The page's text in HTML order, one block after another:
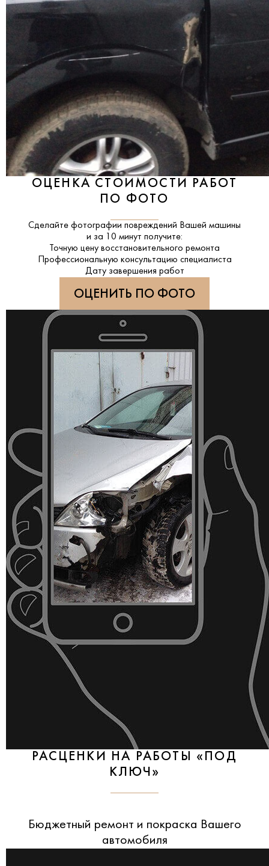
ОЦЕНКА СТОИМОСТИ РАБОТ
ПО ФОТО
Сделайте фотографии повреждений Вашей машины
и за
10 минут получите:
Точную цену восстановительного ремонта
Профессиональную консультацию специалиста
Дату завершения работ
ОЦЕНИТЬ ПО ФОТО
РАСЦЕНКИ НА РАБОТЫ «ПОД
КЛЮЧ»
Бюджетный ремонт и покраска Вашего
автомобиля